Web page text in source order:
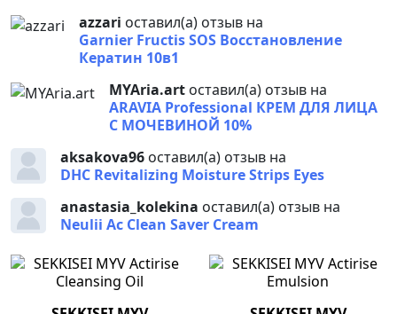
azzari оставил(а) отзыв на
Garnier Fructis SOS Восстановление
Кератин 10в1
MYAria.art оставил(а) отзыв на
ARAVIA Professional КРЕМ ДЛЯ ЛИЦА
С МОЧЕВИНОЙ 10%
aksakova96 оставил(а) отзыв на
DHC Revitalizing Moisture Strips Eyes
anastasia_kolekina оставил(а) отзыв на
Neulii Ac Clean Saver Cream